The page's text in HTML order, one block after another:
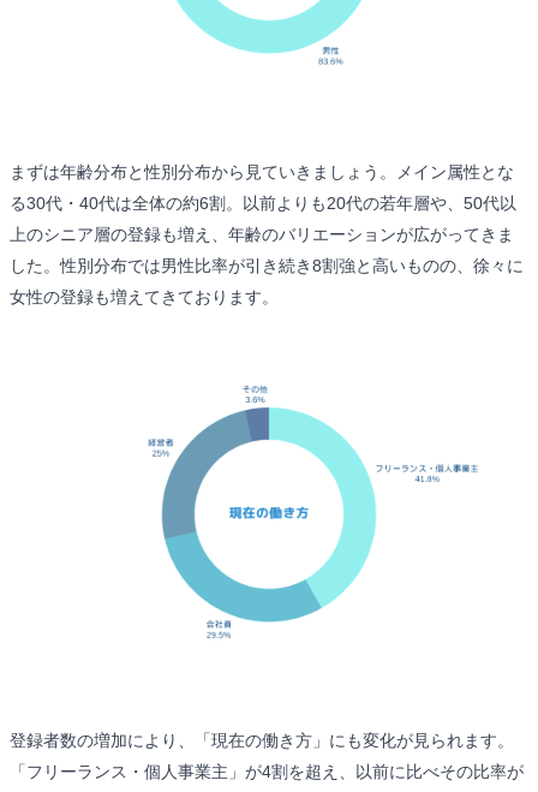
まずは年齢分布と性別分布から見ていきましょう。メイン属性とな
る30代・40代は全体の約6割。以前よりも20代の若年層や、50代以
上のシニア層の登録も増え、年齢のバリエーションが広がってきま
した。性別分布では男性比率が引き続き8割強と高いものの、徐々に
女性の登録も増えてきております。
登録者数の増加により、「現在の働き方」にも変化が見られます。
「フリーランス・個人事業主」が4割を超え、以前に比べその比率が